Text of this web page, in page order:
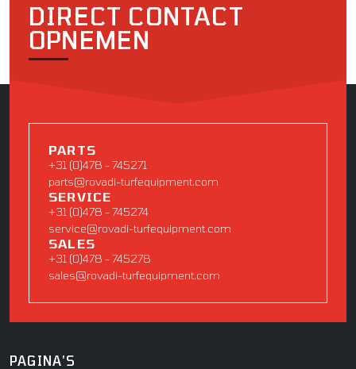
DIRECT CONTACT
OPNEMEN
PARTS
+31 (0)478 - 745271
parts@rovadi-turfequipment.com
SERVICE
+31 (0)478 - 745274
service@rovadi-turfequipment.com
SALES
+31 (0)478 - 745278
sales@rovadi-turfequipment.com
PAGINA'S